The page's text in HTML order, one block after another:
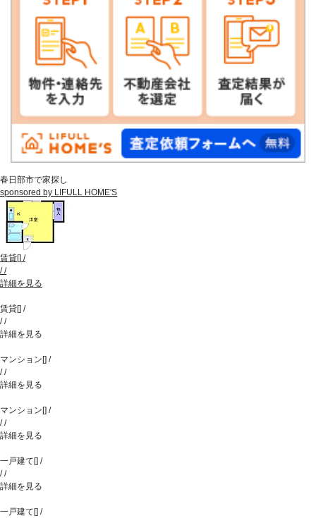
春日部市で家探し
sponsored by LIFULL HOME'S
賃貸[] /
//
詳細を見る
賃貸[] /
//
詳細を見る
マンション [] /
//
詳細を見る
マンション [] /
//
詳細を見る
一戸建て [] /
//
詳細を見る
一戸建て [] /